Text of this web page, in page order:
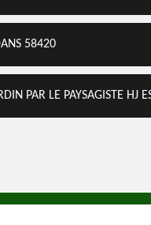
58420
PAR LE PAYSAGISTE HJ